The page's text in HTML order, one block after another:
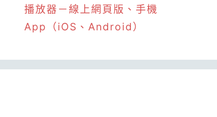
播放器－線上網頁版、手機
App（iOS、Android）